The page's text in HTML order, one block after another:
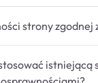
strony zgodnej
istniejącą